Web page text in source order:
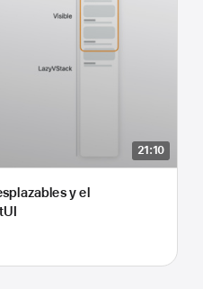
21:10
y el